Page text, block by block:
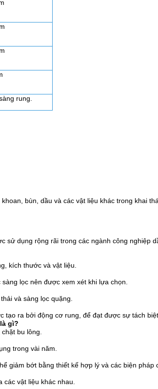
rung.
bùn, dầu và các vật liệu khác trong khai
sử dụng rộng rãi trong các ngành công nghiệp
kích thước và vật liệu.
lọc nên được xem xét khi lựa chọn.
và sàng lọc quặng.
tạo ra bởi động cơ rung, để đạt được sự tách
gì?
bu lông.
trong vài năm.
giảm bớt bằng thiết kế hợp lý và các biện pháp
các vật liệu khác nhau.